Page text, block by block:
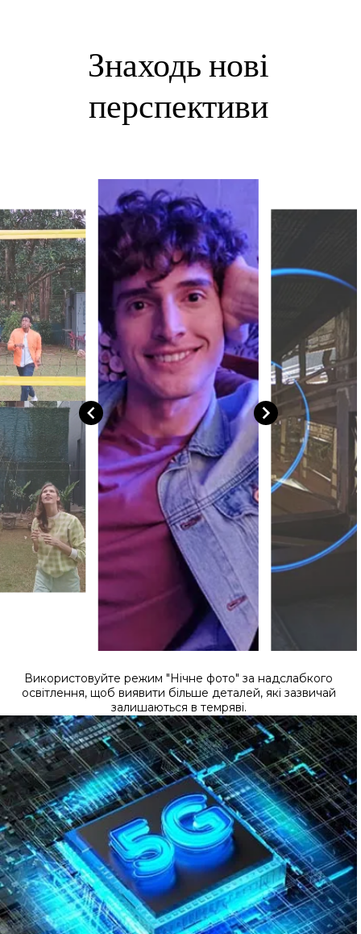
Знаходь нові
перспективи
Використовуйте режим "Нічне фото" за надслабкого
освітлення, щоб виявити більше деталей, які зазвичай
залишаються в темряві.